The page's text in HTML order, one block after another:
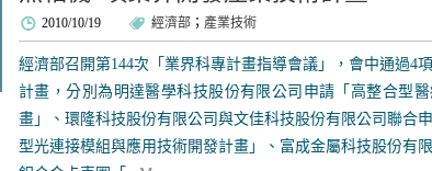
2010/10/19 經濟部 ； 產業技術
經濟部召開第144次「業界科專計畫指導會議」，會中通過4
計畫，分別為明達醫學科技股份有限公司申請「高整合型
畫」、環隆科技股份有限公司與文佳科技股份有限公司聯合
型光連接模組與應用技術開發計畫」、富成金屬科技股份有